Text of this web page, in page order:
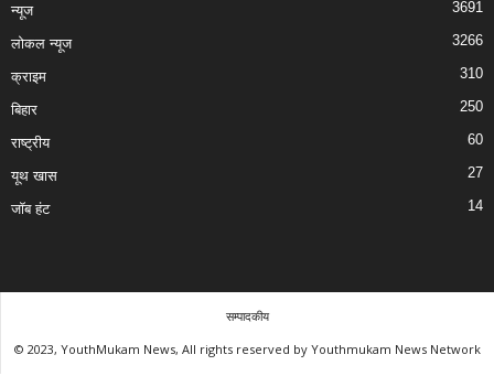
न्यूज 3691
लोकल न्यूज 3266
क्राइम 310
बिहार 250
राष्ट्रीय 60
यूथ खास 27
जॉब हंट 14
सम्पादकीय
© 2023, YouthMukam News, All rights reserved by Youthmukam News Network